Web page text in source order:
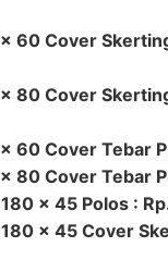
60 Cover
80 Cover
60 Cover Tebar
80 Cover Tebar
x 45 Polos :
x 45 Cover